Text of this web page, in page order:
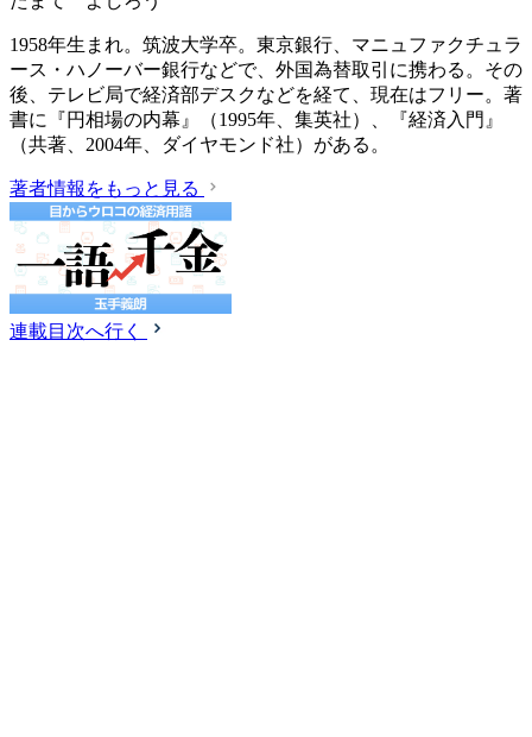
1958年生まれ。筑波大学卒。東京銀行、マニュファクチュラ
ース・ハノーバー銀行などで、外国為替取引に携わる。その
後、テレビ局で経済部デスクなどを経て、現在はフリー。著
書に『円相場の内幕』（1995年、集英社）、『経済入門』
（共著、2004年、ダイヤモンド社）がある。
著者情報をもっと見る
連載目次へ行く